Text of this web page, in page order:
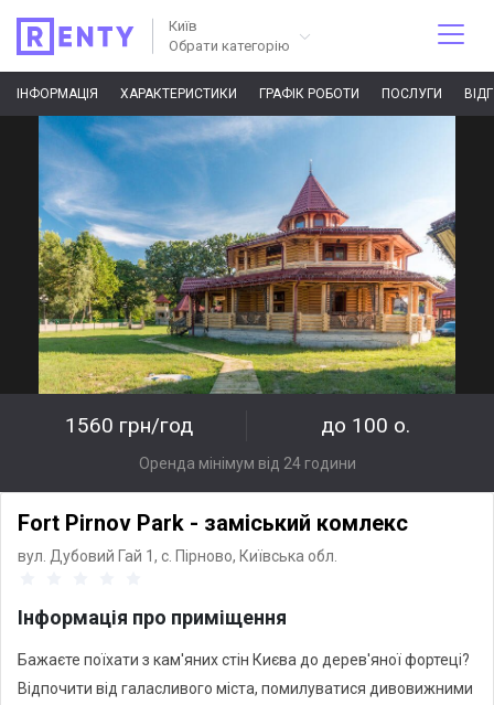
Київ
Обрати категорію
ІНФОРМАЦІЯ ХАРАКТЕРИСТИКИ ГРАФІК РОБОТИ ПОСЛУГИ
1560 грн/год до 100 о.
Оренда мінімум від 24 години
Fort Pirnov Park - заміський комлекс
вул. Дубовий Гай 1, с. Пірново, Київська обл.
Інформація про приміщення
Бажаєте поїхати з кам'яних стін Києва до дерев'яної фортеці?
Відпочити від галасливого міста, помилуватися дивовижними